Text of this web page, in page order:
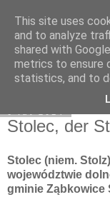
Moje
Stolec, der
Stolec (niem.
województwie
gminie Ząbkowice
This site uses
and to analyze
shared with
metrics to ensure
statistics, and to